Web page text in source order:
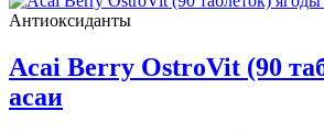
Антиоксиданты
Acai Berry OstroVit (90
асаи